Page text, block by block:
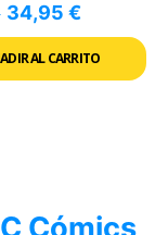
34,95 €
AL CARRITO